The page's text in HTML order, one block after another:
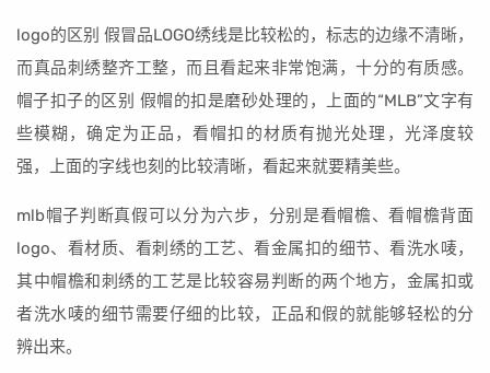
logo的区别 假冒品LOGO绣线是比较松的，标志的边缘不清晰，
而真品刺绣整齐工整，而且看起来非常饱满，十分的有质感。
帽子扣子的区别 假帽的扣是磨砂处理的，上面的“MLB”文字有
些模糊，确定为正品，看帽扣的材质有抛光处理，光泽度较
强，上面的字线也刻的比较清晰，看起来就要精美些。
mlb帽子判断真假可以分为六步，分别是看帽檐、看帽檐背面
logo、看材质、看刺绣的工艺、看金属扣的细节、看洗水唛，
其中帽檐和刺绣的工艺是比较容易判断的两个地方，金属扣或
者洗水唛的细节需要仔细的比较，正品和假的就能够轻松的分
辨出来。